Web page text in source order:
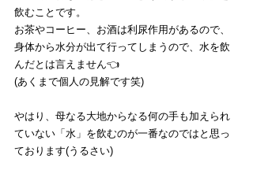
飲むことです。
お茶やコーヒー、お酒は利尿作用があるので、
身体から水分が出て行ってしまうので、水を飲
んだとは言えません👈
(あくまで個人の見解です笑)
やはり、母なる大地からなる何の手も加えられ
ていない「水」を飲むのが一番なのではと思っ
ております(うるさい)